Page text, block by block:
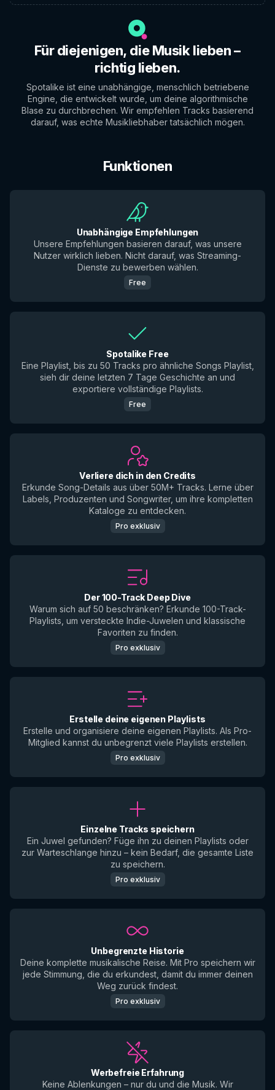
Für diejenigen, die Musik lieben –
richtig lieben.
Spotalike ist eine unabhängige, menschlich betriebene
Engine, die entwickelt wurde, um deine algorithmische
Blase zu durchbrechen. Wir empfehlen Tracks basierend
darauf, was echte Musikliebhaber tatsächlich mögen.
Funktionen
Unabhängige Empfehlungen
Unsere Empfehlungen basieren darauf, was unsere
Nutzer wirklich lieben. Nicht darauf, was Streaming-
Dienste zu bewerben wählen.
Free
Spotalike Free
Eine Playlist, bis zu 50 Tracks pro ähnliche Songs Playlist,
sieh dir deine letzten 7 Tage Geschichte an und
exportiere vollständige Playlists.
Free
Verliere dich in den Credits
Erkunde Song-Details aus über 50M+ Tracks. Lerne über
Labels, Produzenten und Songwriter, um ihre kompletten
Kataloge zu entdecken.
Pro exklusiv
Der 100-Track Deep Dive
Warum sich auf 50 beschränken? Erkunde 100-Track-
Playlists, um versteckte Indie-Juwelen und klassische
Favoriten zu finden.
Pro exklusiv
Erstelle deine eigenen Playlists
Erstelle und organisiere deine eigenen Playlists. Als Pro-
Mitglied kannst du unbegrenzt viele Playlists erstellen.
Pro exklusiv
Einzelne Tracks speichern
Ein Juwel gefunden? Füge ihn zu deinen Playlists oder
zur Warteschlange hinzu – kein Bedarf, die gesamte Liste
zu speichern.
Pro exklusiv
Unbegrenzte Historie
Deine komplette musikalische Reise. Mit Pro speichern wir
jede Stimmung, die du erkundest, damit du immer deinen
Weg zurück findest.
Pro exklusiv
Werbefreie Erfahrung
Keine Ablenkungen – nur du und die Musik. Wir